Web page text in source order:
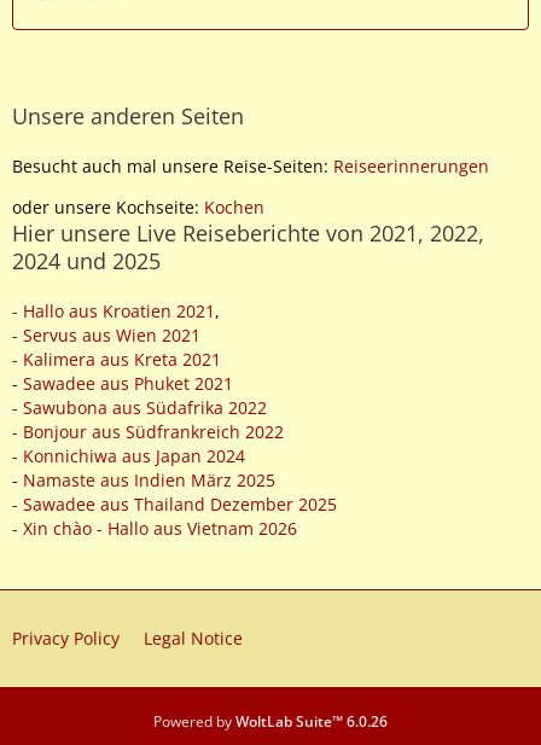
Unsere anderen Seiten
Besucht auch mal unsere Reise-Seiten: Reiseerinnerungen
oder unsere Kochseite: Kochen
Hier unsere Live Reiseberichte von 2021, 2022,
2024 und 2025
- Hallo aus Kroatien 2021 ,
- Servus aus Wien 2021
- Kalimera aus Kreta 2021
- Sawadee aus Phuket 2021
- Sawubona aus Südafrika 2022
- Bonjour aus Südfrankreich 2022
- Konnichiwa aus Japan 2024
- Namaste aus Indien März 2025
- Sawadee aus Thailand Dezember 2025
- Xin chào - Hallo aus Vietnam 2026
Privacy Policy Legal Notice
Powered byWoltLab Suite™ 6.0.26